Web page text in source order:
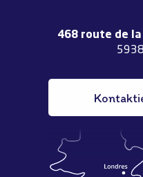
468 route de la